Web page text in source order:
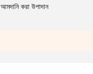
আমদানি করা উপাদান